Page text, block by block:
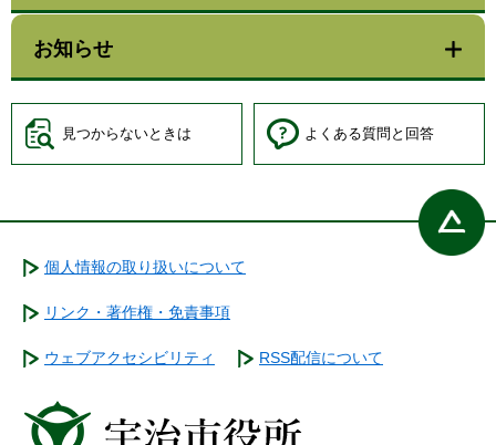
お知らせ
見つからないときは よくある質問と回答
個人情報の取り扱いについて
リンク・著作権・免責事項
ウェブアクセシビリティ RSS配信について